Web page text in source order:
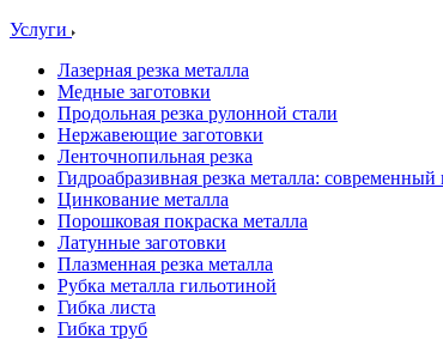
Услуги
Лазерная резка металла
Медные заготовки
Продольная резка рулонной стали
Нержавеющие заготовки
Ленточнопильная резка
Гидроабразивная резка металла:
Цинкование металла
Порошковая покраска металла
Латунные заготовки
Плазменная резка металла
Рубка металла гильотиной
Гибка листа
Гибка труб